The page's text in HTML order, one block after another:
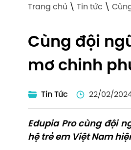
Trang chủ \ Tin tức \
Cùng đội
mơ chinh
Tin Tức 22/02/
Edupia Pro cùng đội
hệ trẻ em Việt Nam